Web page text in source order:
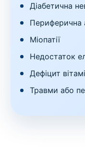
Діабетична
Периферична
Міопатії
Недостаток
Дефіцит
Травми або